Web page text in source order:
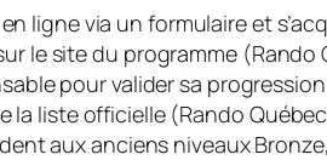
ligne via un formulaire et
le site du programme
pour valider sa
la liste officielle (Rando
aux anciens niveaux